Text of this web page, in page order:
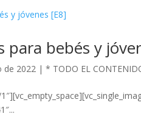
para bebés y
de 2022 |* TODO EL